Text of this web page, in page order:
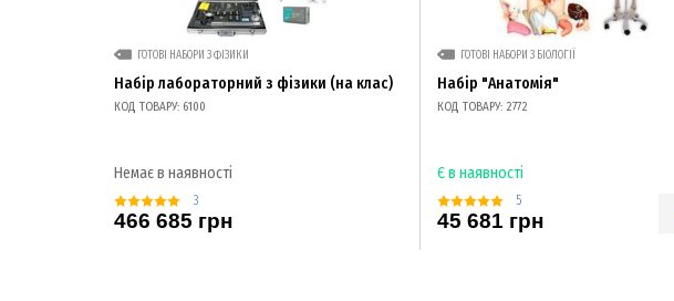
ГОТОВІ НАБОРИ З ФІЗИКИ
Набір лабораторний з фізики (на клас)
КОД ТОВАРУ: 6100
Немає в наявності
3
466 685 грн
ГОТОВІ НАБОРИ З БІОЛОГІЇ
Набір "Анатомія"
КОД ТОВАРУ: 2772
Є в наявності
5
45 681 грн